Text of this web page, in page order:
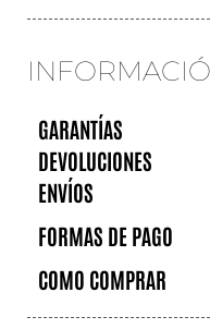
GARANTÍAS
DEVOLUCIONES
ENVÍOS
FORMAS DE PAGO
COMO COMPRAR